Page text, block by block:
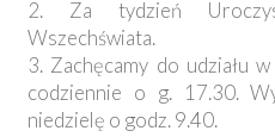
2. Za tydzień
Wszechświata.
3. Zachęcamy do udziału
codziennie o g. 17.30.
niedzielę o godz. 9.40.